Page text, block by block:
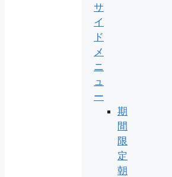
サ
イ
ド
メ
ニ
ュ
ー
期
間
限
定
朝